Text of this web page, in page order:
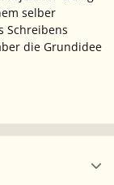
selber
Schreibens
die Grundidee